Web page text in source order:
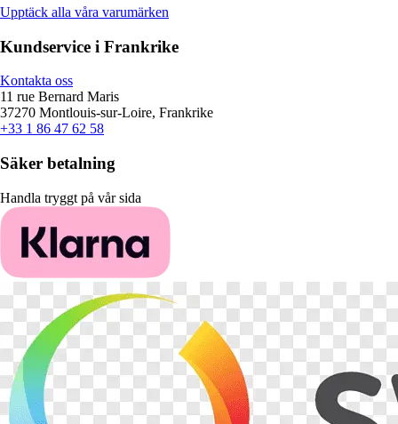
Upptäck alla våra varumärken
Kundservice i Frankrike
Kontakta oss
11 rue Bernard Maris
37270 Montlouis-sur-Loire, Frankrike
+33 1 86 47 62 58
Säker betalning
Handla tryggt på vår sida